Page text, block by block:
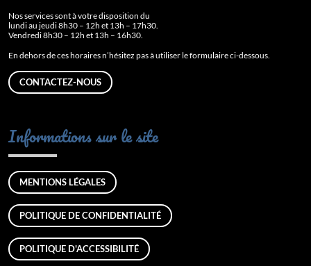
Nos services sont à votre disposition du
lundi au jeudi 8h30 – 12h et 13h – 17h30.
Vendredi 8h30 – 12h et 13h – 16h30.
En dehors de ces horaires n’hésitez pas à utiliser le formulaire ci-dessous.
CONTACTEZ-NOUS
Informations sur le site
MENTIONS LÉGALES
POLITIQUE DE CONFIDENTIALITÉ
POLITIQUE D'ACCESSIBILITÉ